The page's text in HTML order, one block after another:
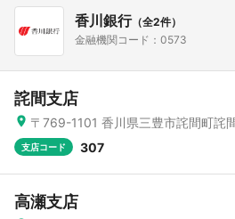
香川銀行（全2件）
金融機関コード：0573
詫間支店
〒769-1101 香川県三豊市詫間町詫
支店コード 307
高瀬支店